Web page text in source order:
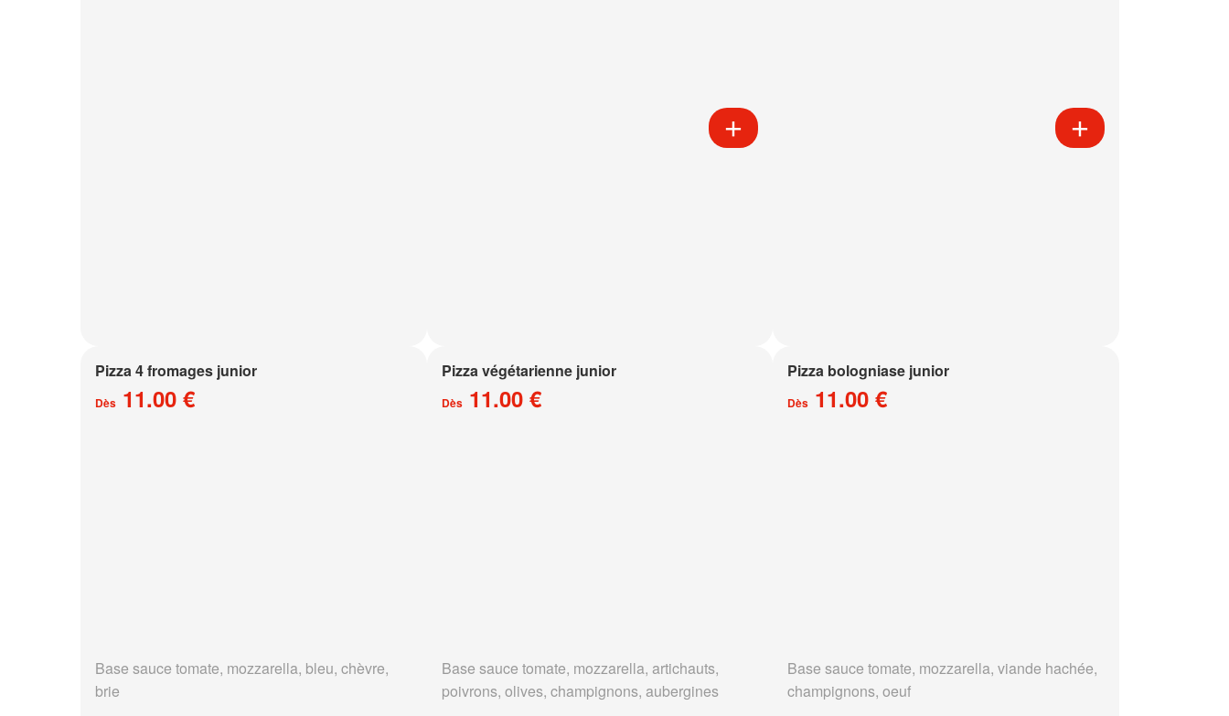
Pizza 4 fromages junior
Dès 11.00 €
Base sauce tomate, mozzarella, bleu, chèvre,
brie
Pizza végétarienne junior
Dès11.00 €
Base sauce tomate, mozzarella, artichauts,
poivrons, olives, champignons, aubergines
Pizza bologniase junior
Dès 11.00 €
Base sauce tomate, mozzarella, viande hachée,
champignons, oeuf